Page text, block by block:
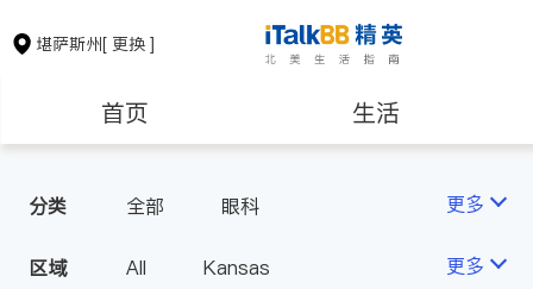
堪萨斯州[ 更换 ]
首页 生活
房地产租售
分类 全部 眼科 更多
区域 All Kansas 更多